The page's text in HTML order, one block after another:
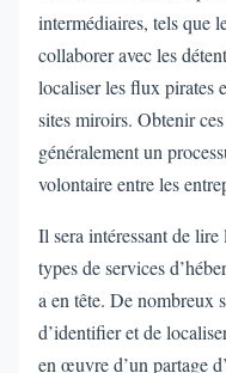
intermédiaires, tels que
collaborer avec les
localiser les flux pirates
sites miroirs. Obtenir
généralement un
volontaire entre les
Il sera intéressant de
types de services
a en tête. De nombreux
d’identifier et de
en œuvre d’un partage